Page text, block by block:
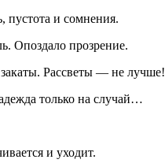
пустота и сомнения.
Опоздало прозрение.
Рассветы — не лучше!
только на случай…
и уходит.